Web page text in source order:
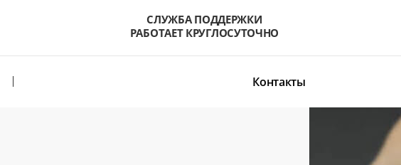
СЛУЖБА ПОДДЕРЖКИ
РАБОТАЕТ КРУГЛОСУТОЧНО
Контакты